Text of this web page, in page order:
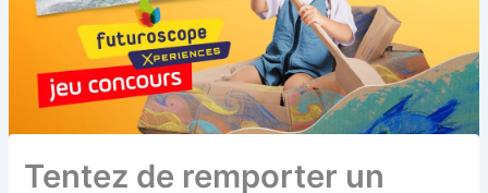
Tentez de remporter un